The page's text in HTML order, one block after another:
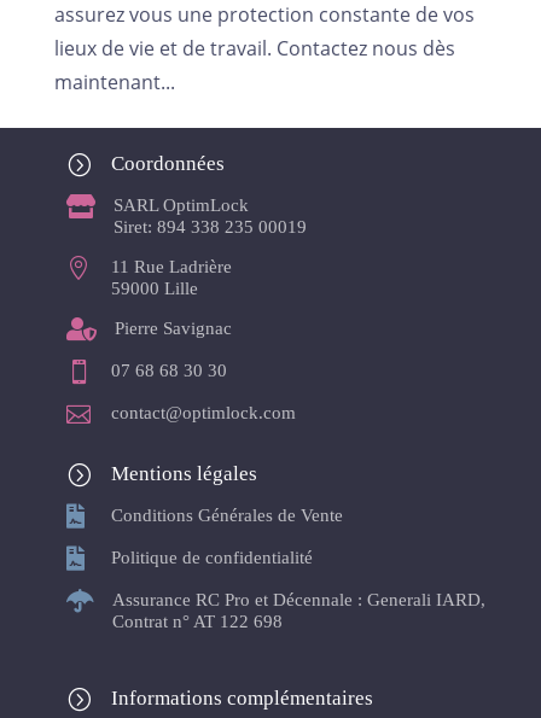
assurez vous une protection constante de vos
lieux de vie et de travail. Contactez nous dès
maintenant...
= Coordonnées

SARL OptimLock
Siret: 894 338 235 00019

11 Rue Ladrière
59000 Lille
 Pierre Savignac
 07 68 68 30 30
 contact@optimlock.com
= Mentions légales
 Conditions Générales de Vente
 Politique de confidentialité

Assurance RC Pro et Décennale : Generali IARD,
Contrat n° AT 122 698
= Informations complémentaires